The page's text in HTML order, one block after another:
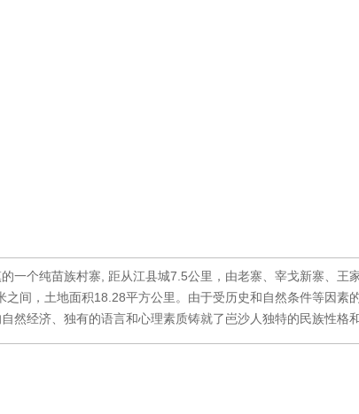
一个纯苗族村寨, 距从江县城7.5公里，由老寨、宰戈新寨、王
间，土地面积18.28平方公里。由于受历史和自然条件等因素
然经济、独有的语言和心理素质铸就了岜沙人独特的民族性格和